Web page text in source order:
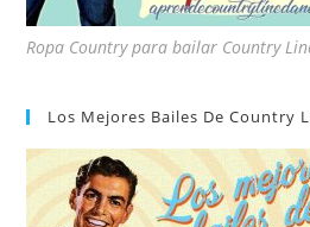
Ropa Country para bailar Country
Los Mejores Bailes De Country